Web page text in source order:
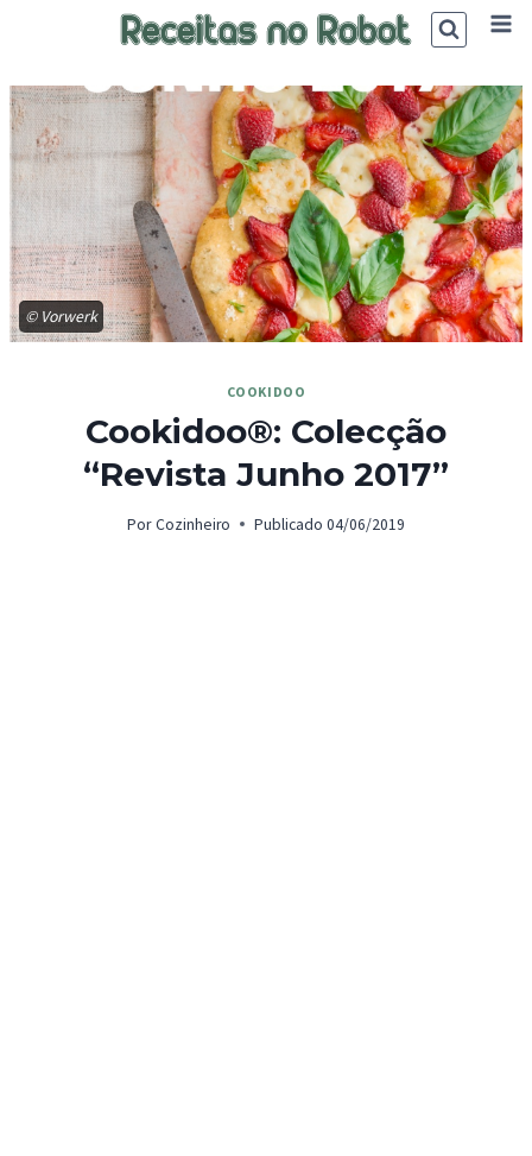
© Vorwerk
COOKIDOO
Cookidoo®: Colecção
“Revista Junho 2017”
Por Cozinheiro Publicado 04/06/2019